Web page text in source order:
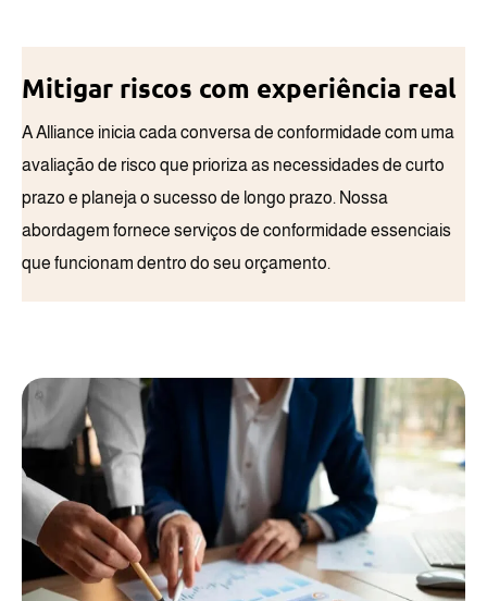
Mitigar riscos com experiência real
A Alliance inicia cada conversa de conformidade com uma
avaliação de risco que prioriza as necessidades de curto
prazo e planeja o sucesso de longo prazo. Nossa
abordagem fornece serviços de conformidade essenciais
que funcionam dentro do seu orçamento.